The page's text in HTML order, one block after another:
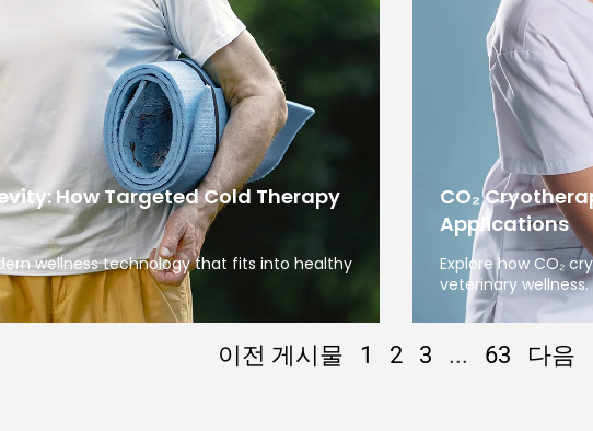
How Targeted Cold Therapy
wellness technology that fits into healthy
CO₂
Applications
Explore how CO₂
veterinary
이전 게시물 1 2 3 ... 63 다음